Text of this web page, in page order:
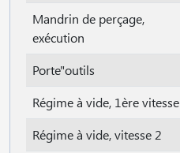
Mandrin de perçage,
exécution
Porte"outils
Régime à vide, 1ère vitesse
Régime à vide, vitesse 2